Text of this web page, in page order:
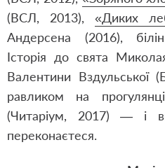
(ВСЛ, 2013), «Диких
Андерсена (2016),
Історія до свята
Валентини Вздульської
равликом на
(Читаріум, 2017) — і
переконаєтеся.